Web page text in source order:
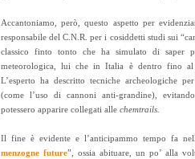
Accantoniamo, però, questo aspetto per
responsabile del C.N.R. per i cosiddetti studi sui
classico finto tonto che ha simulato di saper
meteorologica, lui che in Italia è dentro fino
L’esperto ha descritto tecniche archeologiche
(come l’uso di cannoni anti-grandine),
potessero apparire collegati alle chemtrails.
Il fine è evidente e l’anticipammo tempo fa
menzogne future”, ossia abituare, un po’ alla